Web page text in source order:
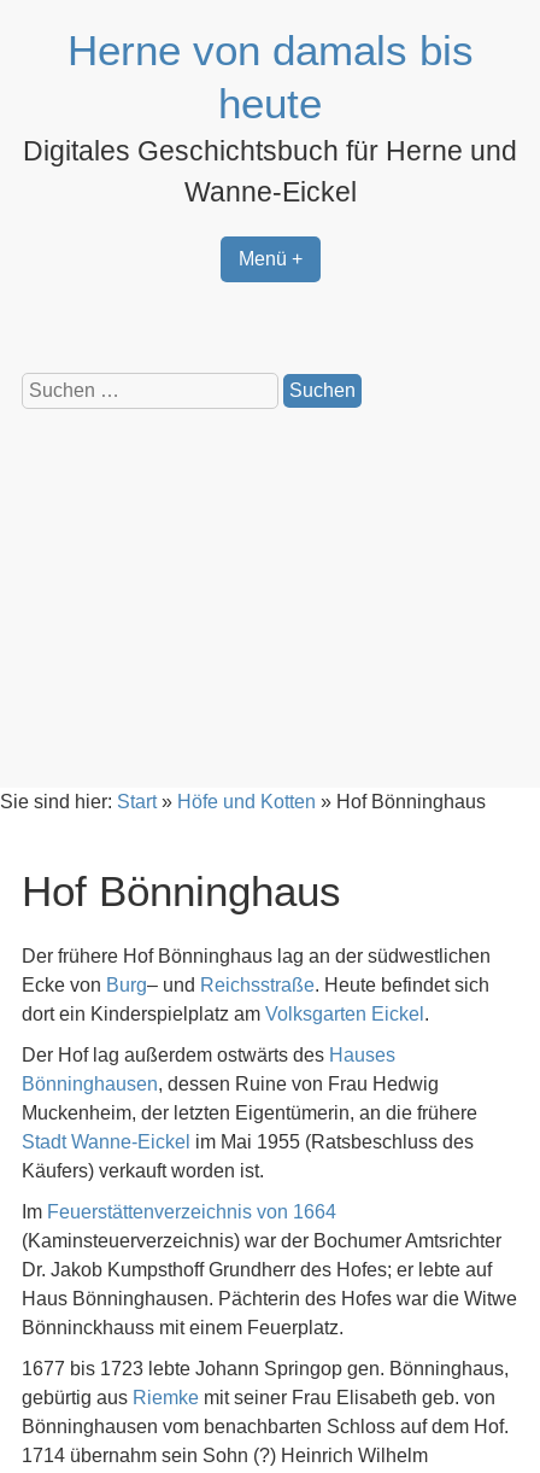
springenHerne von damals bis
heute
Digitales Geschichtsbuch für Herne und
Wanne-Eickel
Menü +
Suchen
nach:
Sie sind hier: Start» Höfe und Kotten » Hof Bönninghaus
Hof Bönninghaus
Der frühere Hof Bönninghaus lag an der südwestlichen
Ecke von Burg– und Reichsstraße. Heute befindet sich
dort ein Kinderspielplatz am Volksgarten Eickel .
Der Hof lag außerdem ostwärts des Hauses
Bönninghausen, dessen Ruine von Frau Hedwig
Muckenheim, der letzten Eigentümerin, an die frühere
Stadt Wanne-Eickel im Mai 1955 (Ratsbeschluss des
Käufers) verkauft worden ist.
Im Feuerstättenverzeichnis von 1664
(Kaminsteuerverzeichnis) war der Bochumer Amtsrichter
Dr. Jakob Kumpsthoff Grundherr des Hofes; er lebte auf
Haus Bönninghausen. Pächterin des Hofes war die Witwe
Bönninckhauss mit einem Feuerplatz.
1677 bis 1723 lebte Johann Springop gen. Bönninghaus,
gebürtig aus Riemkemit seiner Frau Elisabeth geb. von
Bönninghausen vom benachbarten Schloss auf dem Hof.
1714 übernahm sein Sohn (?) Heinrich Wilhelm